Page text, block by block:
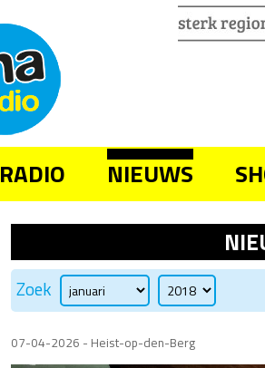
RADIO NIEUWS
Zoek
07-04-2026 - Heist-op-den-Berg